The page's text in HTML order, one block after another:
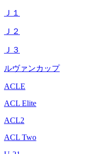
Ｊ１
Ｊ２
Ｊ３
ルヴァンカップ
ACLE
ACL Elite
ACL2
ACL Two